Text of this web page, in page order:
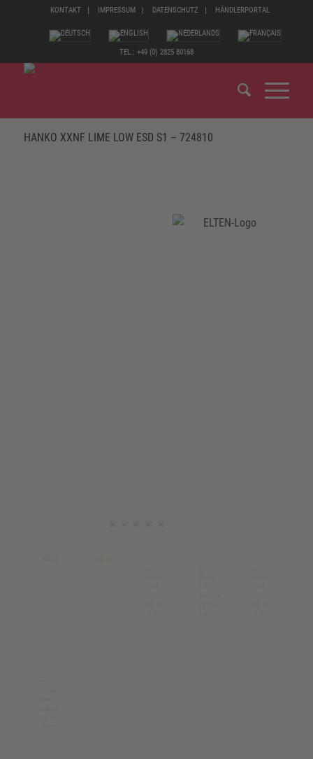
KONTAKT IMPRESSUM DATENSCHUTZ HÄNDLERPORTAL
TEL.: +49 (0) 2825 80168
HANKO XXNF LIME LOW ESD S1 – 724810